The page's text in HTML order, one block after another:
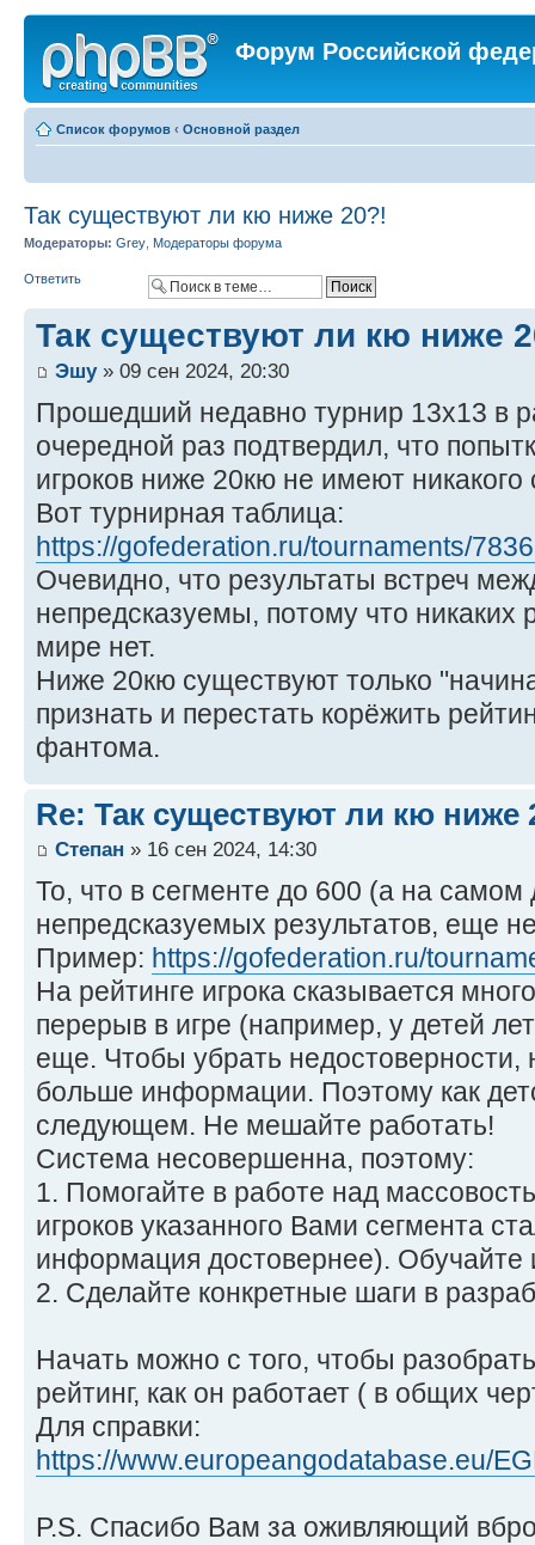
Форум Российской
Список форумов ‹ Основной раздел
Так существуют ли кю ниже 20?!
Модераторы: Grey Модераторы форума
Ответить
Так существуют ли кю ниже
Эшу» 09 сен 2024, 20:30
Прошедший недавно турнир 13х13 в
очередной раз подтвердил, что
игроков ниже 20кю не имеют
Вот турнирная таблица:
https://gofederation.ru/tournaments/
Очевидно, что результаты встреч
непредсказуемы, потому что никаких
мире нет.
Ниже 20кю существуют только
признать и перестать корёжить
фантома.
Re: Так существуют ли кю ниже
Степан » 16 сен 2024, 14:30
То, что в сегменте до 600 (а на
непредсказуемых результатов, еще
Пример: https://gofederation.ru/
На рейтинге игрока сказывается
перерыв в игре (например, у детей
еще. Чтобы убрать недостоверности,
больше информации. Поэтому как
следующем. Не мешайте работать!
Система несовершенна, поэтому:
1. Помогайте в работе над
игроков указанного Вами сегмента
информация достовернее). Обучайте
2. Сделайте конкретные шаги в
Начать можно с того, чтобы
рейтинг, как он работает ( в общих
Для справки:
https://www.europeangodatabase.eu/
P.S. Спасибо Вам за оживляющий